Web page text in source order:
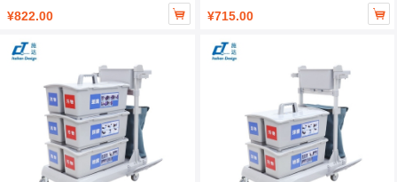
¥822.00

¥715.00
